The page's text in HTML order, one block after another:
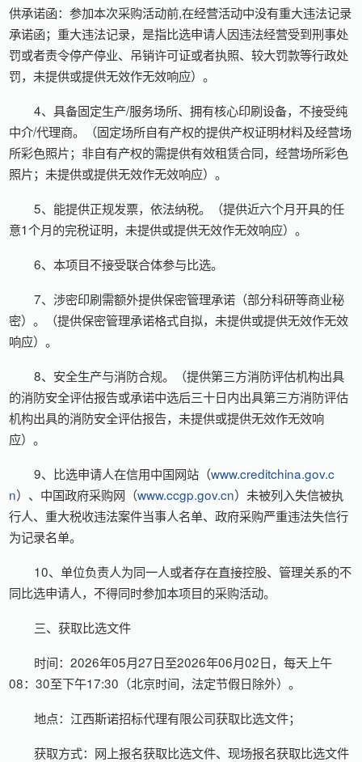
供承诺函：参加本次采购活动前,在经营活动中没有重大违法记录
承诺函；重大违法记录，是指比选申请人因违法经营受到刑事处
罚或者责令停产停业、吊销许可证或者执照、较大罚款等行政处
罚，未提供或提供无效作无效响应）。
4、具备固定生产/服务场所、拥有核心印刷设备，不接受纯
中介/代理商。（固定场所自有产权的提供产权证明材料及经营场
所彩色照片；非自有产权的需提供有效租赁合同，经营场所彩色
照片；未提供或提供无效作无效响应）。
5、能提供正规发票，依法纳税。（提供近六个月开具的任
意1个月的完税证明，未提供或提供无效作无效响应）。
6、本项目不接受联合体参与比选。
7、涉密印刷需额外提供保密管理承诺（部分科研等商业秘
密）。（提供保密管理承诺格式自拟，未提供或提供无效作无效
响应）。
8、安全生产与消防合规。（提供第三方消防评估机构出具
的消防安全评估报告或承诺中选后三十日内出具第三方消防评估
机构出具的消防安全评估报告，未提供或提供无效作无效响
应）。
9、比选申请人在信用中国网站（www.creditchina.gov.c
n）、中国政府采购网（www.ccgp.gov.cn）未被列入失信被执
行人、重大税收违法案件当事人名单、政府采购严重违法失信行
为记录名单。
10、单位负责人为同一人或者存在直接控股、管理关系的不
同比选申请人，不得同时参加本项目的采购活动。
三、获取比选文件
时间：2026年05月27日至2026年06月02日，每天上午
08：30至下午17:30（北京时间，法定节假日除外）。
地点：江西斯诺招标代理有限公司获取比选文件；
获取方式：网上报名获取比选文件、现场报名获取比选文件